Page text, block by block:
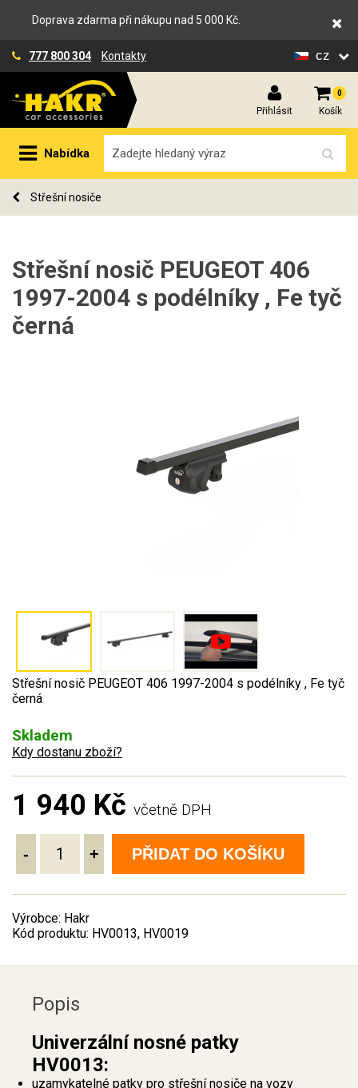
Doprava zdarma při nákupu nad 5 000 Kč.
777 800 304 Kontakty cz
Přihlásit
0
Košík
Nabídka
Střešní nosiče
Střešní nosič PEUGEOT 406
1997-2004 s podélníky , Fe tyč
černá
Střešní nosič PEUGEOT 406 1997-2004 s podélníky , Fe tyč
černá
Skladem
Kdy dostanu zboží?
1 940 Kč včetně DPH
- + PŘIDAT DO KOŠÍKU
Výrobce: Hakr
Kód produktu: HV0013, HV0019
Popis
Univerzální nosné patky
HV0013:
uzamykatelné patky pro střešní nosiče na vozy